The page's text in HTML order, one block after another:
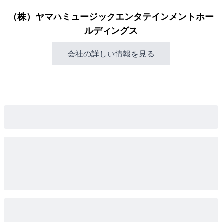
（株）ヤマハミュージックエンタテインメントホー
ルディングス
会社の詳しい情報を見る